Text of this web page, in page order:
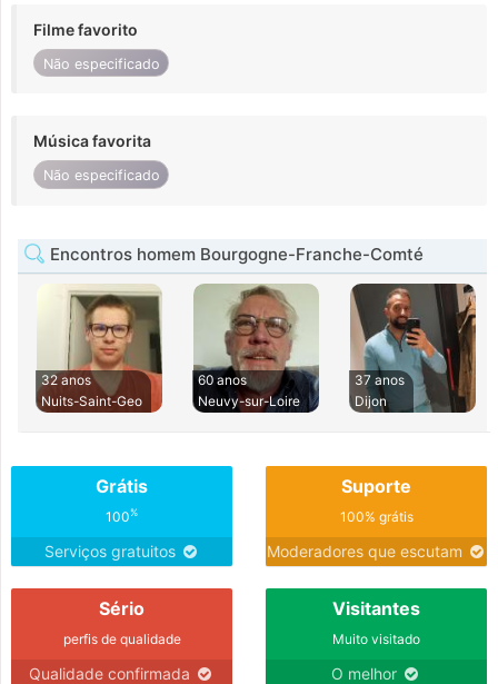
Filme favorito
Não especificado
Música favorita
Não especificado
Encontros homem Bourgogne-Franche-Comté
32 anos
Nuits-Saint-Geo
60 anos
Neuvy-sur-Loire
37 anos
Dijon
Grátis
100%
Serviços gratuitos
Suporte
100% grátis
Moderadores que escutam
Sério
perfis de qualidade
Qualidade confirmada
Visitantes
Muito visitado
O melhor